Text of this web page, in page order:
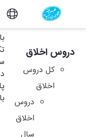
آرشیو دروس
دروس اخلاق
کل دروس
اخلاق
دروس
اخلاق